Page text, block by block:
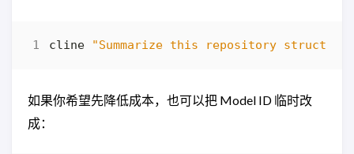
cline "Summarize this repository
如果你希望先降低成本，也可以把 Model ID 临时改
成：